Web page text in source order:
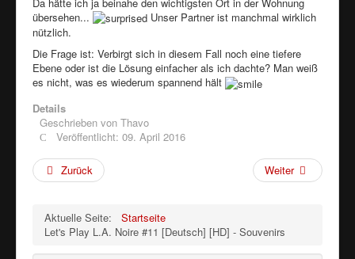
übersehen...
Unser Partner ist manchmal wirklich
nützlich.
Die Frage ist: Verbirgt sich in diesem Fall noch eine tiefere
Ebene oder ist die Lösung einfacher als ich dachte? Man weiß
es nicht, was es wiederum spannend hält
Details
Geschrieben von Thavo
Veröffentlicht: 09. April 2016
Zurück Weiter
Aktuelle Seite:
Startseite
Let's Play L.A. Noire #11 [Deutsch] [HD] - Souvenirs